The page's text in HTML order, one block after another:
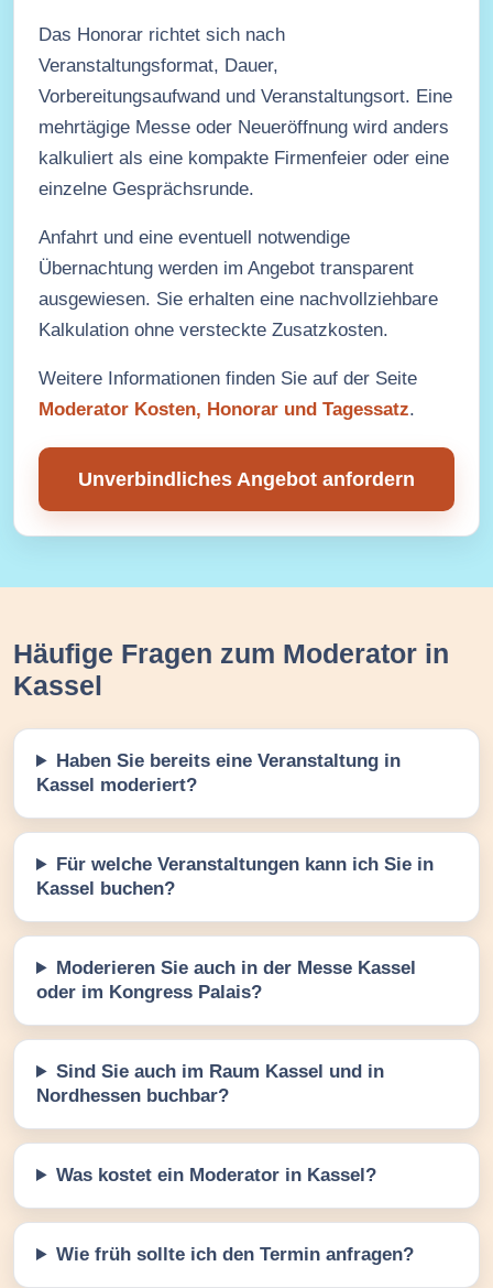
Das Honorar richtet sich nach
Veranstaltungsformat, Dauer,
Vorbereitungsaufwand und Veranstaltungsort. Eine
mehrtägige Messe oder Neueröffnung wird anders
kalkuliert als eine kompakte Firmenfeier oder eine
einzelne Gesprächsrunde.
Anfahrt und eine eventuell notwendige
Übernachtung werden im Angebot transparent
ausgewiesen. Sie erhalten eine nachvollziehbare
Kalkulation ohne versteckte Zusatzkosten.
Weitere Informationen finden Sie auf der Seite
Moderator Kosten, Honorar und Tagessatz.
Unverbindliches Angebot anfordern
Häufige Fragen zum Moderator in
Kassel
Haben Sie bereits eine Veranstaltung in
Kassel moderiert?
Für welche Veranstaltungen kann ich Sie in
Kassel buchen?
Moderieren Sie auch in der Messe Kassel
oder im Kongress Palais?
Sind Sie auch im Raum Kassel und in
Nordhessen buchbar?
Was kostet ein Moderator in Kassel?
Wie früh sollte ich den Termin anfragen?